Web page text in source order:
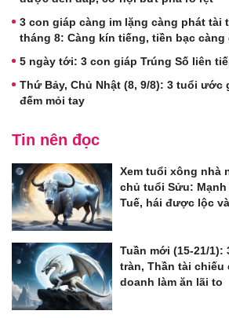
3 con giáp càng im lặng càng phát tài
tháng 8: Càng kín tiếng, tiền bạc càng
5 ngày tới: 3 con giáp Trúng Số liên
Thứ Bảy, Chủ Nhật (8, 9/8): 3 tuổi ước
đếm mỏi tay
Tin nên đọc
Xem tuổi xông nhà
chủ tuổi Sửu:
Tuế, hái được lộc
Tuần mới (15-21/1):
tràn, Thần tài
doanh làm ăn lãi to